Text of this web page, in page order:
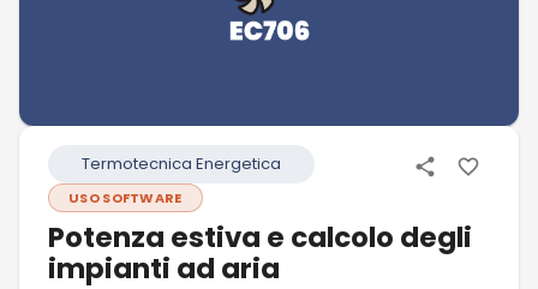
Termotecnica Energetica
USO SOFTWARE
Potenza estiva e calcolo degli
impianti ad aria